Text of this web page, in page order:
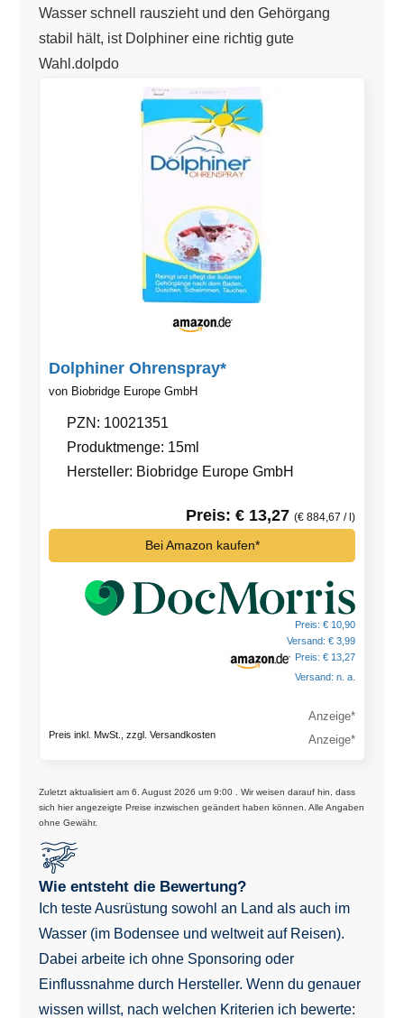
Wasser schnell rauszieht und den Gehörgang
stabil hält, ist Dolphiner eine richtig gute
Wahl.dolpdo
Dolphiner Ohrenspray*
von Biobridge Europe GmbH
PZN: 10021351
Produktmenge: 15ml
Hersteller: Biobridge Europe GmbH
Preis: € 13,27(€ 884,67 / l)
Bei Amazon kaufen*
Preis: € 10,90
Versand: € 3,99
Preis: € 13,27
Versand: n. a.
Preis inkl. MwSt., zzgl. Versandkosten
Zuletzt aktualisiert am 6. August 2026 um 9:00 . Wir weisen darauf hin, dass
sich hier angezeigte Preise inzwischen geändert haben können. Alle Angaben
ohne Gewähr.
Wie entsteht die Bewertung?
Ich teste Ausrüstung sowohl an Land als auch im
Wasser (im Bodensee und weltweit auf Reisen).
Dabei arbeite ich ohne Sponsoring oder
Einflussnahme durch Hersteller. Wenn du genauer
wissen willst, nach welchen Kriterien ich bewerte: